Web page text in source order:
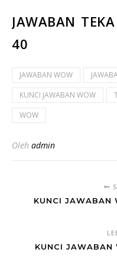
JAWABAN
40
JAWABAN WOW
KUNCI JAWABAN WOW
WOW
Oleh admin
KUNCI
KUNCI